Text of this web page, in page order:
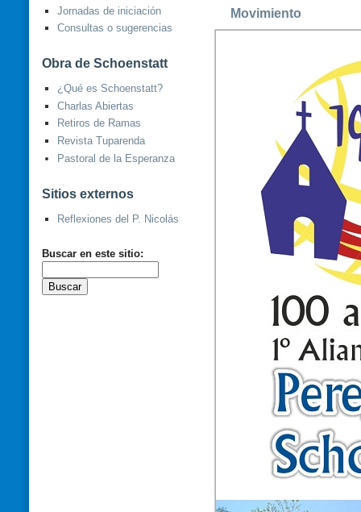
Jornadas de iniciación
Consultas o sugerencias
Obra de Schoenstatt
¿Qué es Schoenstatt?
Charlas Abiertas
Retiros de Ramas
Revista Tuparenda
Pastoral de la Esperanza
Sitios externos
Reflexiones del P. Nicolás
Buscar en este sitio:
Movimiento